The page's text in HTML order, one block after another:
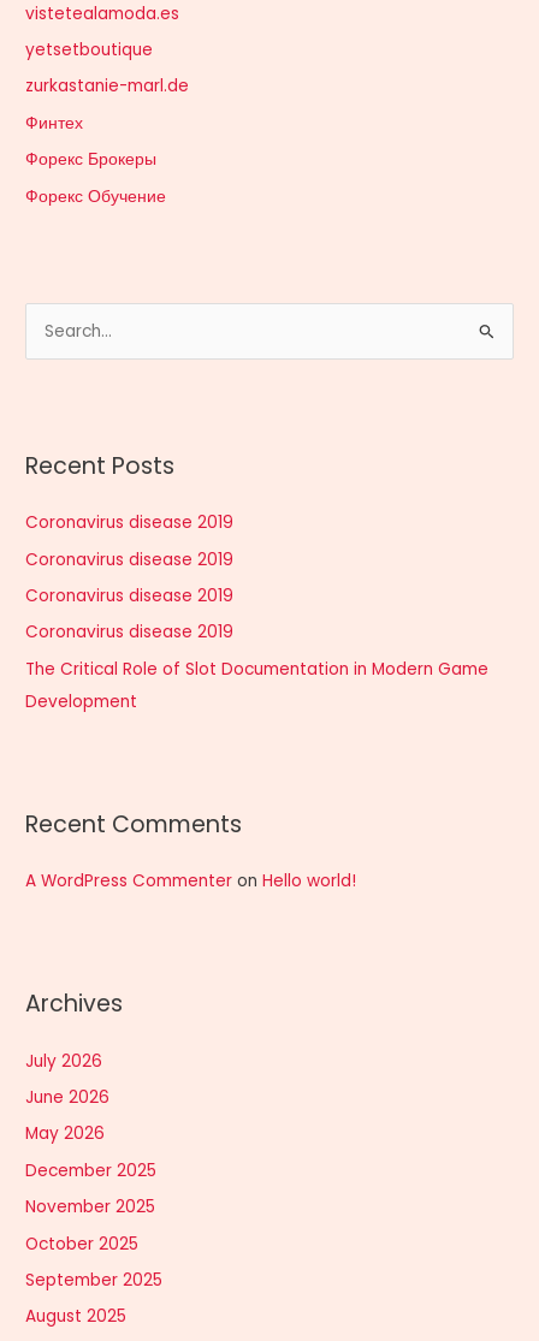
vistetealamoda.es
yetsetboutique
zurkastanie-marl.de
Финтех
Форекс Брокеры
Форекс Обучение
e
c
f
o
r
:
Recent Posts
Coronavirus disease 2019
Coronavirus disease 2019
Coronavirus disease 2019
Coronavirus disease 2019
The Critical Role of Slot Documentation in Modern Game
Development
Recent Comments
A WordPress Commenter onHello world!
Archives
July 2026
June 2026
May 2026
December 2025
November 2025
October 2025
September 2025
August 2025